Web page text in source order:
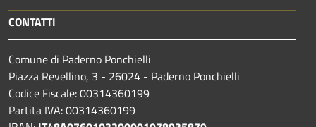
CONTATTI
Comune di Paderno Ponchielli
Piazza Revellino, 3 - 26024 - Paderno Ponchielli
Codice Fiscale: 00314360199
Partita IVA: 00314360199